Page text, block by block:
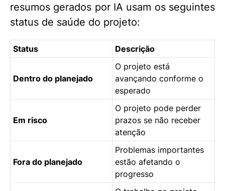
resumos gerados por IA usam os seguintes
status de saúde do projeto:
Status Descrição
Dentro do planejado
O projeto está
avançando conforme o
esperado
Em risco
O projeto pode perder
prazos se não receber
atenção
Fora do planejado
Problemas importantes
estão afetando o
progresso